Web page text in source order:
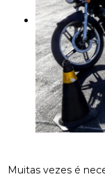
Muitas vezes é